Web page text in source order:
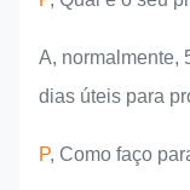
A, normalmente,
dias úteis para
P, Como faço